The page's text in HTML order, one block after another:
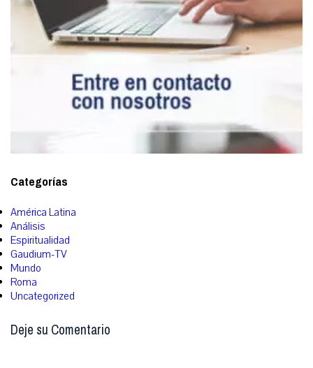
Categorías
América Latina
Análisis
Espiritualidad
Gaudium-TV
Mundo
Roma
Uncategorized
Deje su Comentario